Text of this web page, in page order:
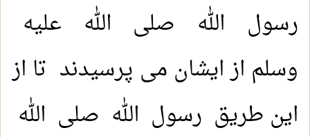
رسول الله صلی الله عليه
وسلم از ایشان می پرسیدند تا از
این طریق رسول الله صلی الله